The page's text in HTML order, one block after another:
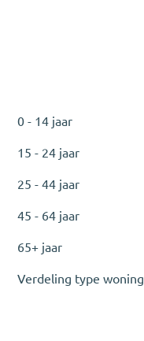
0 - 14 jaar
15 - 24 jaar
25 - 44 jaar
45 - 64 jaar
65+ jaar
Verdeling type woning